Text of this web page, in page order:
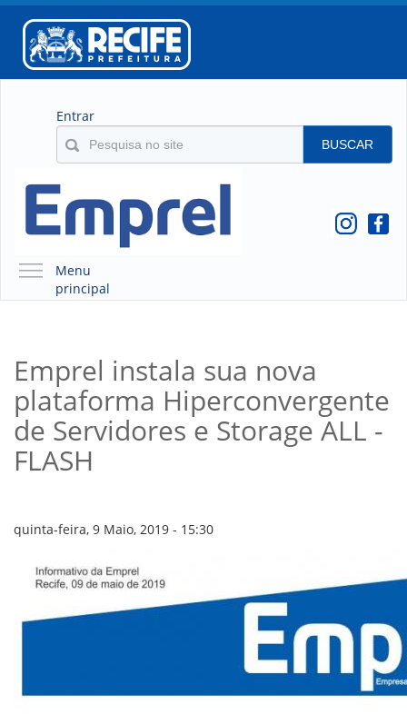
Entrar
BUSCAR
Menu
principal
QUEM SOMOS
O QUE É A EMPREL
HISTÓRICO
VÍDEOS
ORGANOGRAMA
LOCALIZAÇÃO
NOTÍCIAS
COMPRAS
COMISSÕES
REGULAMENTO INTERNO DE LICITAÇÕES E
Emprel instala sua nova
plataforma Hiperconvergente
de Servidores e Storage ALL -
FLASH
quinta-feira, 9 Maio, 2019 - 15:30